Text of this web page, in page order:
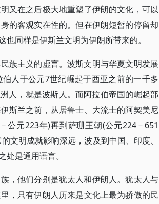
又在之后极大地重塑了伊朗的文化，可以
的客观实在性的。但在伊朗短暂的停留却
同样是伊斯兰文明为伊朗所带来的。
族主义的虚言。波斯文明与华夏文明发展
人于公元7世纪崛起于西亚之前的一千多
人，就是波斯人。而阿拉伯帝国的崛起部
斯兰之前，从居鲁士、大流士的阿契美尼
公元223年)再到萨珊王朝(公元224－651
文明成就影响深远，波及到中国、印度、
是通用语言。
，他们分别是犹太人和伊朗人。犹太人与
，只有伊朗人历来是文化上最为骄傲的民